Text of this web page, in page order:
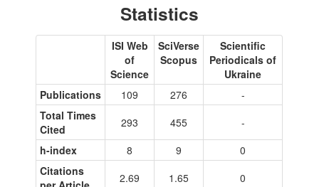
Statistics
ISI Web
of
Science
SciVerse
Scopus
Scientific
Periodicals of
Ukraine
Publications
109 276
-
Total Times
Cited
293 455
-
h-index
8 9
0
Citations
2.69 1.65 0